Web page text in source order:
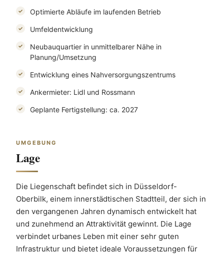
Optimierte Abläufe im laufenden Betrieb
Umfeldentwicklung
Neubauquartier in unmittelbarer Nähe in
Planung/Umsetzung
Entwicklung eines Nahversorgungszentrums
Ankermieter: Lidl und Rossmann
Geplante Fertigstellung: ca. 2027
UMGEBUNG
Lage
Die Liegenschaft befindet sich in Düsseldorf-
Oberbilk, einem innerstädtischen Stadtteil, der sich in
den vergangenen Jahren dynamisch entwickelt hat
und zunehmend an Attraktivität gewinnt. Die Lage
verbindet urbanes Leben mit einer sehr guten
Infrastruktur und bietet ideale Voraussetzungen für